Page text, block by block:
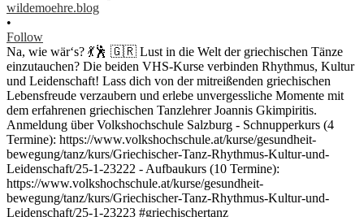
wildemoehre.blog
•
Follow
Na, wie wär‘s? 💃🕺 🇬🇷 Lust in die Welt der griechischen Tänze
einzutauchen? Die beiden VHS-Kurse verbinden Rhythmus, Kultur
und Leidenschaft! Lass dich von der mitreißenden griechischen
Lebensfreude verzaubern und erlebe unvergessliche Momente mit
dem erfahrenen griechischen Tanzlehrer Joannis Gkimpiritis.
Anmeldung über Volkshochschule Salzburg - Schnupperkurs (4
Termine): https://www.volkshochschule.at/kurse/gesundheit-
bewegung/tanz/kurs/Griechischer-Tanz-Rhythmus-Kultur-und-
Leidenschaft/25-1-23222 - Aufbaukurs (10 Termine):
https://www.volkshochschule.at/kurse/gesundheit-
bewegung/tanz/kurs/Griechischer-Tanz-Rhythmus-Kultur-und-
Leidenschaft/25-1-23223 #griechischertanz